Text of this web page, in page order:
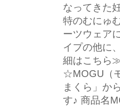
なってきた
特のむにゅ
ーツウェア
イプの他に
細はこちら
☆MOGU（
まくら」か
す♪ 商品名